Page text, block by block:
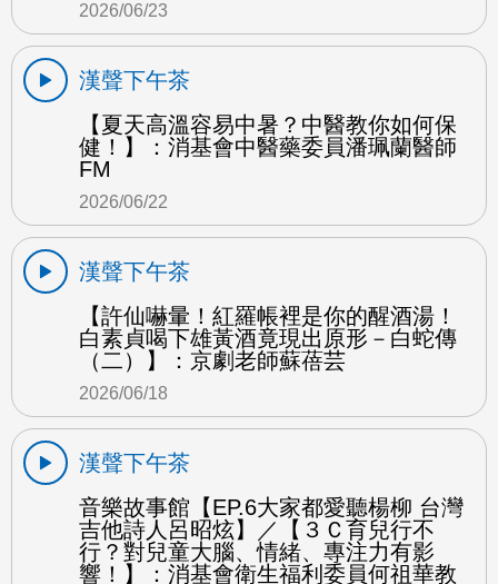
2026/06/23
漢聲下午茶
【夏天高溫容易中暑？中醫教你如何保
健！】：消基會中醫藥委員潘珮蘭醫師
FM
2026/06/22
漢聲下午茶
【許仙嚇暈！紅羅帳裡是你的醒酒湯！
白素貞喝下雄黃酒竟現出原形－白蛇傳
（二）】：京劇老師蘇蓓芸
2026/06/18
漢聲下午茶
音樂故事館【EP.6大家都愛聽楊柳 台灣
吉他詩人呂昭炫】／【３Ｃ育兒行不
行？對兒童大腦、情緒、專注力有影
響！】：消基會衛生福利委員何祖華教